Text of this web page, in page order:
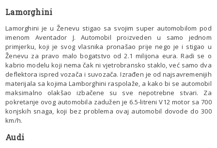
Lamorghini
Lamorghini je u Ženevu stigao sa svojim super automobilom pod
imenom Aventador J. Automobil proizveden u samo jednom
primjerku, koji je svog vlasnika pronašao prije nego je i stigao u
Ženevu za pravo malo bogatstvo od 2.1 milijona eura. Radi se o
kabrio modelu koji nema čak ni vjetrobransko staklo, već samo dva
deflektora ispred vozača i suvozača. Izrađen je od najsavremenijih
materijala sa kojima Lamborghini raspolaže, a kako bi se automobil
maksimalno olakšao izbačene su sve nepotrebne stvari. Za
pokretanje ovog automobila zadužen je 6.5-litreni V12 motor sa 700
konjskih snaga, koji bez problema ovaj automobil dovode do 300
km/h.
Audi